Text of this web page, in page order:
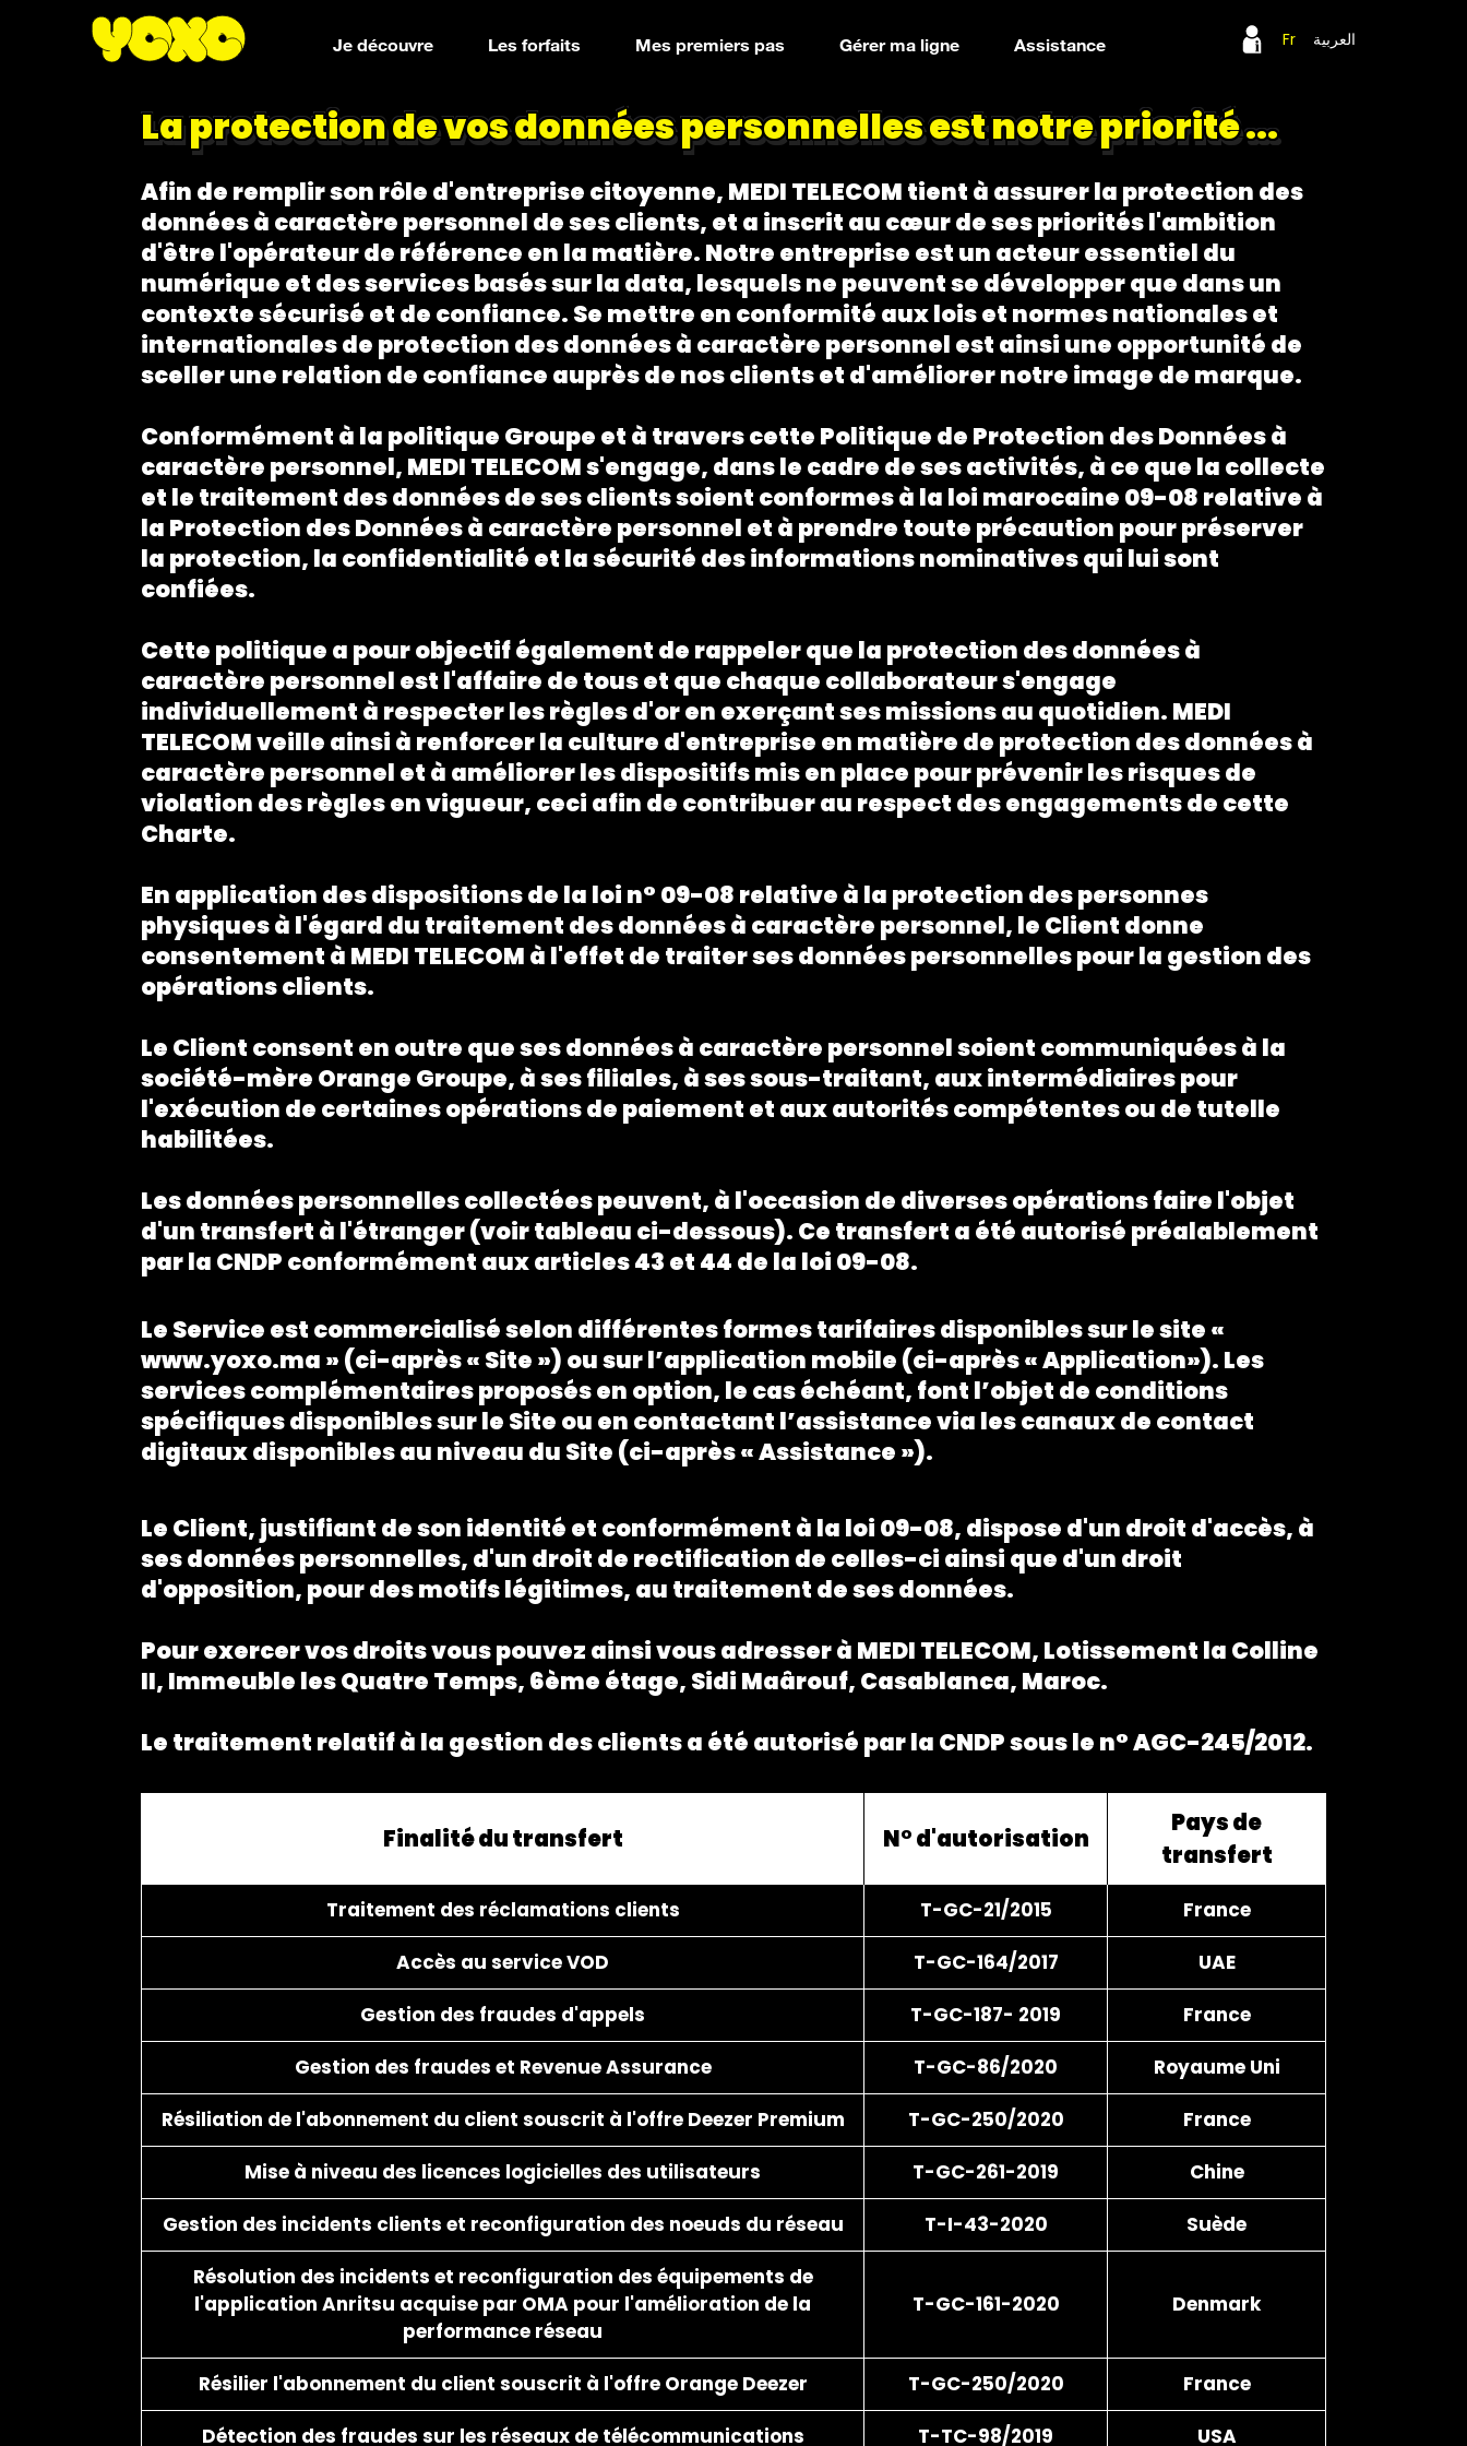
Fr العربية Je découvre Les forfaits Mes premiers pas Gérer ma ligne Assistance
La protection de vos données personnelles est notre priorité ...
Afin de remplir son rôle d'entreprise citoyenne, MEDI TELECOM tient à assurer la protection des
données à caractère personnel de ses clients, et a inscrit au cœur de ses priorités l'ambition
d'être l'opérateur de référence en la matière. Notre entreprise est un acteur essentiel du
numérique et des services basés sur la data, lesquels ne peuvent se développer que dans un
contexte sécurisé et de confiance. Se mettre en conformité aux lois et normes nationales et
internationales de protection des données à caractère personnel est ainsi une opportunité de
sceller une relation de confiance auprès de nos clients et d'améliorer notre image de marque.
Conformément à la politique Groupe et à travers cette Politique de Protection des Données à
caractère personnel, MEDI TELECOM s'engage, dans le cadre de ses activités, à ce que la collecte
et le traitement des données de ses clients soient conformes à la loi marocaine 09-08 relative à
la Protection des Données à caractère personnel et à prendre toute précaution pour préserver
la protection, la confidentialité et la sécurité des informations nominatives qui lui sont
confiées.
Cette politique a pour objectif également de rappeler que la protection des données à
caractère personnel est l'affaire de tous et que chaque collaborateur s'engage
individuellement à respecter les règles d'or en exerçant ses missions au quotidien. MEDI
TELECOM veille ainsi à renforcer la culture d'entreprise en matière de protection des données à
caractère personnel et à améliorer les dispositifs mis en place pour prévenir les risques de
violation des règles en vigueur, ceci afin de contribuer au respect des engagements de cette
Charte.
En application des dispositions de la loi n° 09-08 relative à la protection des personnes
physiques à l'égard du traitement des données à caractère personnel, le Client donne
consentement à MEDI TELECOM à l'effet de traiter ses données personnelles pour la gestion des
opérations clients.
Le Client consent en outre que ses données à caractère personnel soient communiquées à la
société-mère Orange Groupe, à ses filiales, à ses sous-traitant, aux intermédiaires pour
l'exécution de certaines opérations de paiement et aux autorités compétentes ou de tutelle
habilitées.
Les données personnelles collectées peuvent, à l'occasion de diverses opérations faire l'objet
d'un transfert à l'étranger (voir tableau ci-dessous). Ce transfert a été autorisé préalablement
par la CNDP conformément aux articles 43 et 44 de la loi 09-08.
Le Service est commercialisé selon différentes formes tarifaires disponibles sur le site «
www.yoxo.ma » (ci-après « Site ») ou sur l’application mobile (ci-après « Application»). Les
services complémentaires proposés en option, le cas échéant, font l’objet de conditions
spécifiques disponibles sur le Site ou en contactant l’assistance via les canaux de contact
digitaux disponibles au niveau du Site (ci-après « Assistance »).
Le Client, justifiant de son identité et conformément à la loi 09-08, dispose d'un droit d'accès, à
ses données personnelles, d'un droit de rectification de celles-ci ainsi que d'un droit
d'opposition, pour des motifs légitimes, au traitement de ses données.
Pour exercer vos droits vous pouvez ainsi vous adresser à MEDI TELECOM, Lotissement la Colline
II, Immeuble les Quatre Temps, 6ème étage, Sidi Maârouf, Casablanca, Maroc.
Le traitement relatif à la gestion des clients a été autorisé par la CNDP sous le n° AGC-245/2012.
Finalité du transfert N° d'autorisation
Pays de
transfert
Traitement des réclamations clients T-GC-21/2015
France
Accès au service VOD
T-GC-164/2017
UAE
Gestion des fraudes d'appels
T-GC-187- 2019
France
Gestion des fraudes et Revenue Assurance
T-GC-86/2020
Royaume Uni
Résiliation de l'abonnement du client souscrit à l'offre Deezer Premium
T-GC-250/2020
France
Mise à niveau des licences logicielles des utilisateurs
T-GC-261-2019
Chine
Gestion des incidents clients et reconfiguration des noeuds du réseau
T-I-43-2020
Suède
Résolution des incidents et reconfiguration des équipements de
l'application Anritsu acquise par OMA pour l'amélioration de la
performance réseau
T-GC-161-2020 Denmark
Résilier l'abonnement du client souscrit à l'offre Orange Deezer T-GC-250/2020
France
Détection des fraudes sur les réseaux de télécommunications
T-TC-98/2019 USA